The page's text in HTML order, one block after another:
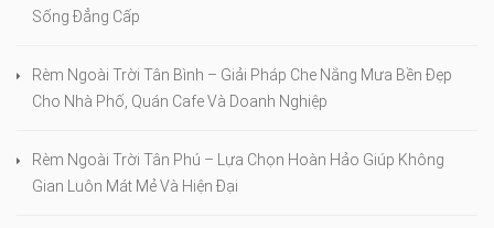
Sống Đẳng Cấp
Rèm Ngoài Trời Tân Bình – Giải Pháp Che Nắng Mưa Bền Đẹp
Cho Nhà Phố, Quán Cafe Và Doanh Nghiệp
Rèm Ngoài Trời Tân Phú – Lựa Chọn Hoàn Hảo Giúp Không
Gian Luôn Mát Mẻ Và Hiện Đại